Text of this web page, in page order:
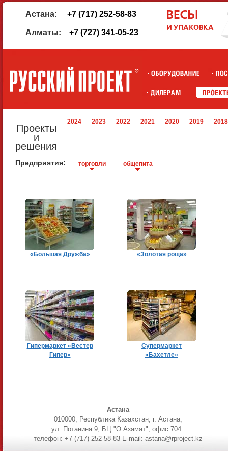
Астана: +7 (717) 252-58-83
Алматы: +7 (727) 341-05-23
Проекты
и
решения
2024 2023 2022 2021 2020 2019 2018
Предприятия: торговли общепита
«Большая Дружба» «Золотая роща»
Гипермаркет «Вестер
Гипер»
Супермаркет
«Бахетле»
Астана
010000, Республика Казахстан, г. Астана,
ул. Потанина 9, БЦ "О Азамат", офис 704 .
телефон: +7 (717) 252-58-83 E-mail: astana@rproject.kz